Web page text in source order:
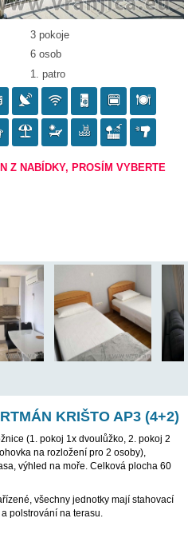
3 pokoje
6 osob
Z NABÍDKY, PROSÍM